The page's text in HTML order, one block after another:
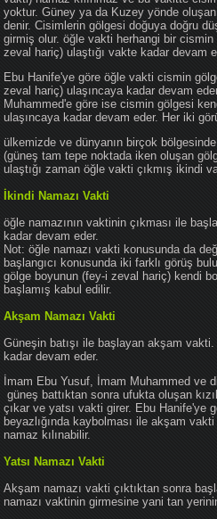
yoktur. Güney ya da Kuzey yönde
denir. Cisimlerin gölgesi doğuya doğru
girmiş olur. öğle vakti herhangi bir
zeval hariç) ulaştığı vakte kadar devam
Ebu Hanife'ye göre öğle vakti cismin
zeval hariç) ulaşıncaya kadar devam
Muhammed'e göre ise cismin gölgesi
ulaşıncaya kadar devam eder. Her iki
ülkemizde ve dünyanın birçok
(güneş tam tepe noktada iken oluşan
ulaştığı zaman öğle vakti çıkmış ikindi
İkindi Namazı Vakti
öğle namazının vaktinin çıkması ile
kadar devam eder.
Not: öğle namazı vakti konusunda da
başlangıcı konusunda iki farklı görüş
gölge boyunun (fey-i zeval hariç) kendi
başlamış kabul edilir.
Akşam Namazı Vakti
Güneşin batışı ile başlayan akşam vakti.
kadar devam eder.
İmam Ebu Yusuf, İmam Muhammed ve
güneş battıktan sonra ufukta oluşan
çıkar ve yatsı vakti girer. Ebu Hanife'ye
beyazlığında kaybolması ile akşam
namaz kılınabilir.
Yatsı Namazı Vakti
Akşam namazı vakti çıktıktan sonra
namazı vaktinin girmesine yani tan